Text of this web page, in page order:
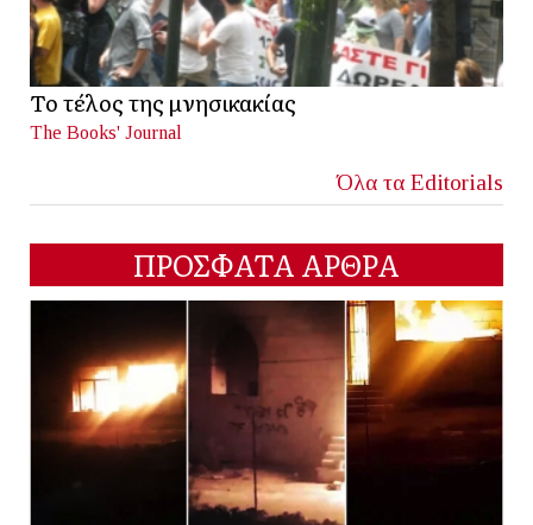
Το τέλος της μνησικακίας
The Books' Journal
Όλα τα Editorials
ΠΡΟΣΦΑΤΑ ΑΡΘΡΑ